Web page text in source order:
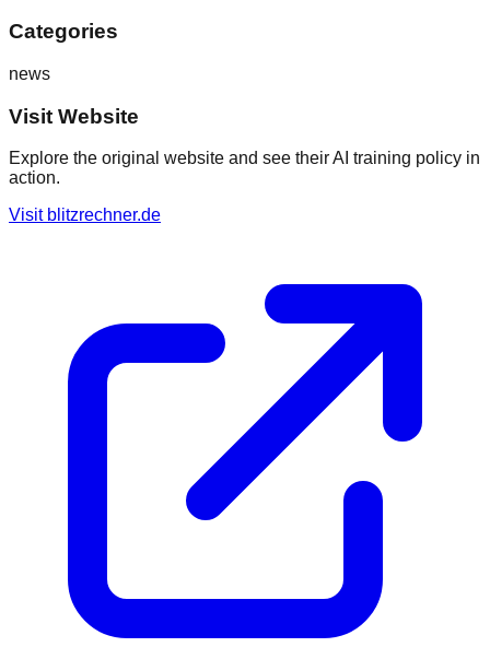
Categories
news
Visit Website
Explore the original website and see their AI training policy in
action.
Visit blitzrechner.de